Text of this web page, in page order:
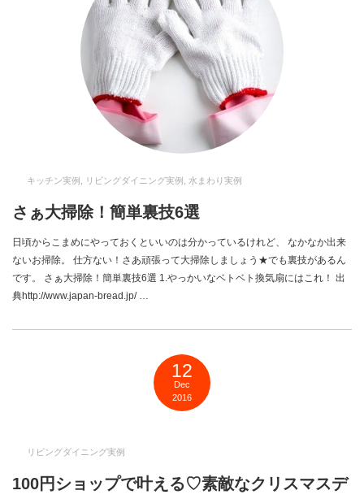
キッチン実例 リビングダイニング実例 水まわり実例
さぁ大掃除！簡単裏技6選
日頃からこまめにやっておくといいのは分かっているけれど、 なかなか出来
ないお掃除。 仕方ない！さあ頑張って大掃除しましょう★でも裏技があるん
です。 さぁ大掃除！簡単裏技6選 1.やっかいなベトベト換気扇にはこれ！ 出
典http://www.japan-bread.jp/ …
12
Dec
2016
リビングダイニング実例
100円ショップで叶える♡素敵なクリスマスデ